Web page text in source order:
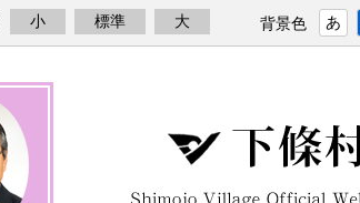
小 標準 大 背景色 あ